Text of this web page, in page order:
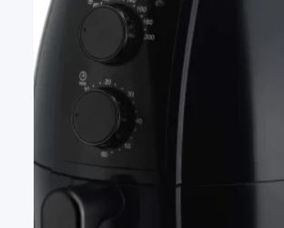
Blog
Wyprawka